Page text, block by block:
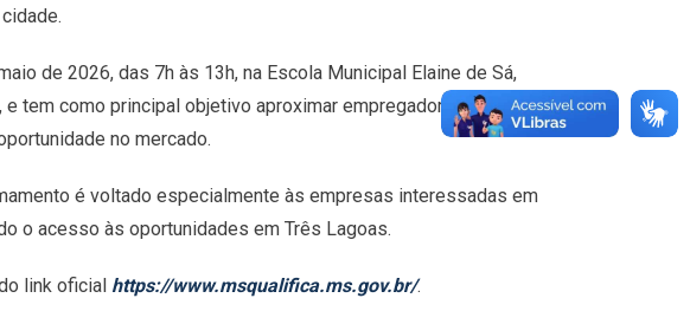
de 2026, das 7h às 13h, na Escola Municipal Elaine de Sá,
e tem como principal objetivo aproximar empregadores de
no mercado.
é voltado especialmente às empresas interessadas em
o acesso às oportunidades em Três Lagoas.
link oficial https://www.msqualifica.ms.gov.br/.